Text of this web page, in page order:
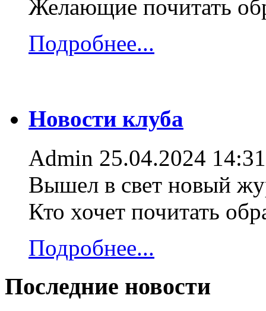
Желающие почитать
Подробнее...
Новости клуба
Admin 25.04.2024 14:31
Вышел в свет новый
Кто хочет почитать
Подробнее...
Последние новости